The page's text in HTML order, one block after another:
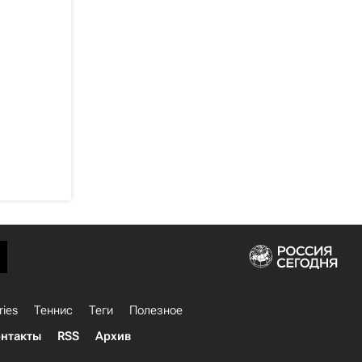
Теннис Теги
Полезное
RSS Архив